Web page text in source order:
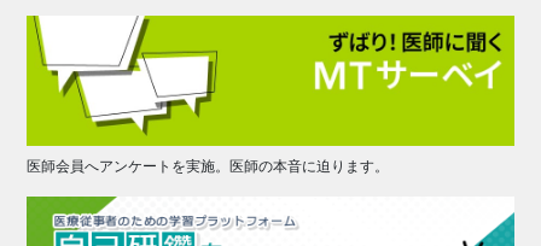
医師会員へアンケートを実施。医師の本音に迫ります。